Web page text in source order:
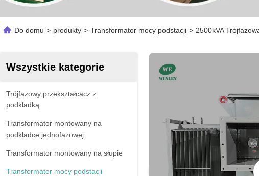
Do domu > produkty > Transformator mocy podstacji > 2500kVA
Wszystkie kategorie
Trójfazowy przekształcacz z
podkładką
Transformator montowany na
podkładce jednofazowej
Transformator montowany na słupie
Transformator mocy podstacji